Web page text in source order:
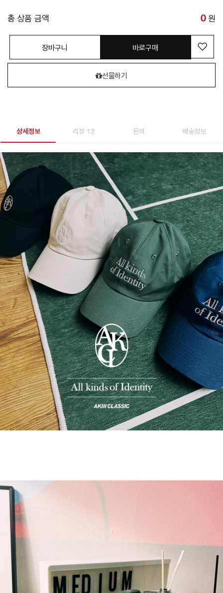
총 상품 금액 0 원
장바구니 바로구매
선물하기
상세정보 리뷰 13 문의 배송정보